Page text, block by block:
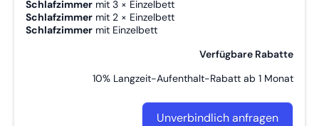
Schlafzimmer mit 3 × Einzelbett
Schlafzimmer mit 2 × Einzelbett
Schlafzimmer mit Einzelbett
Verfügbare Rabatte
10% Langzeit-Aufenthalt-Rabatt ab 1 Monat
Unverbindlich anfragen